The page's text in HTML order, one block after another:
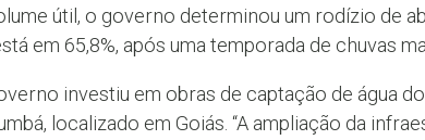
útil, o governo determinou um rodízio de
em 65,8%, após uma temporada de chuvas
investiu em obras de captação de água
localizado em Goiás. “A ampliação da